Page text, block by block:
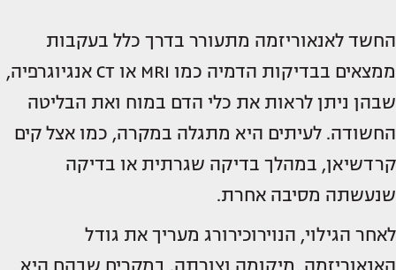
החשד לאנאוריזמה מתעורר בדרך כלל בעקבות
ממצאים בבדיקות הדמיה כמו MRI או CT אנגיוגרפיה,
שבהן ניתן לראות את כלי הדם במוח ואת הבליטה
החשודה. לעיתים היא מתגלה במקרה, כמו אצל קים
קרדשיאן, במהלך בדיקה שגרתית או בדיקה
שנעשתה מסיבה אחרת.
לאחר הגילוי, הנוירוכירורג מעריך את גודל
האנאוריזמה, מיקומה וצורתה. במקרים שבהם היא